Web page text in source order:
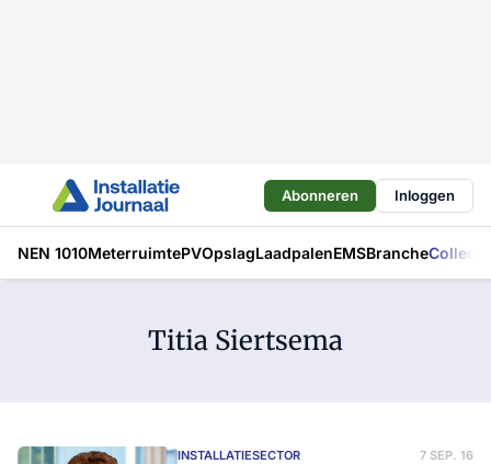
Abonneren Inloggen
NEN 1010MeterruimtePVOpslagLaadpalenEMSBranche
Titia Siertsema
INSTALLATIESECTOR 7 SEP. 16